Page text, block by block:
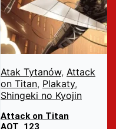
Atak Tytanów, Attack
on Titan, Plakaty,
Shingeki no Kyojin
Attack on Titan
AOT_123